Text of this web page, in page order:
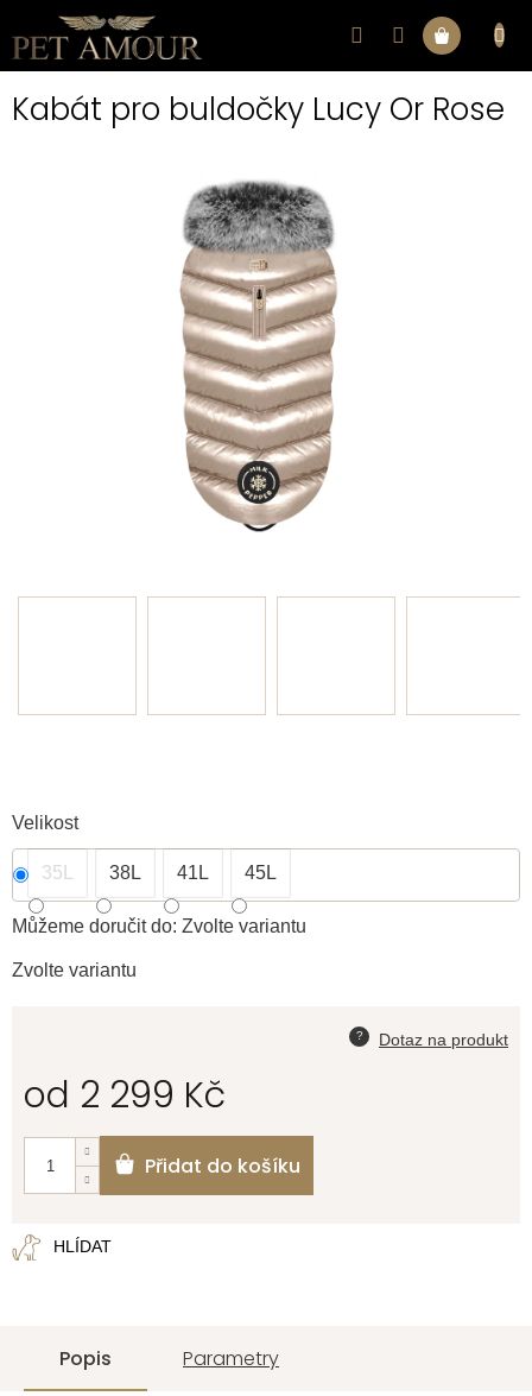
obsah
Nákupní
košík
Kabát pro buldočky Lucy Or Rose
Zvolte variantu
Velikost
35L 38L 41L 45L
Můžeme doručit do: Zvolte variantu
od 2 299 Kč
Přidat do košíku
HLÍDAT
Popis Parametry